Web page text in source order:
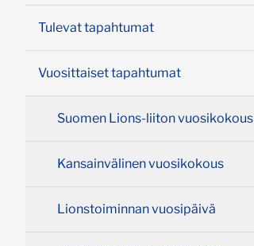
Tulevat tapahtumat
Vuosittaiset tapahtumat
Suomen Lions-liiton vuosikokous
Kansainvälinen vuosikokous
Lionstoiminnan vuosipäivä